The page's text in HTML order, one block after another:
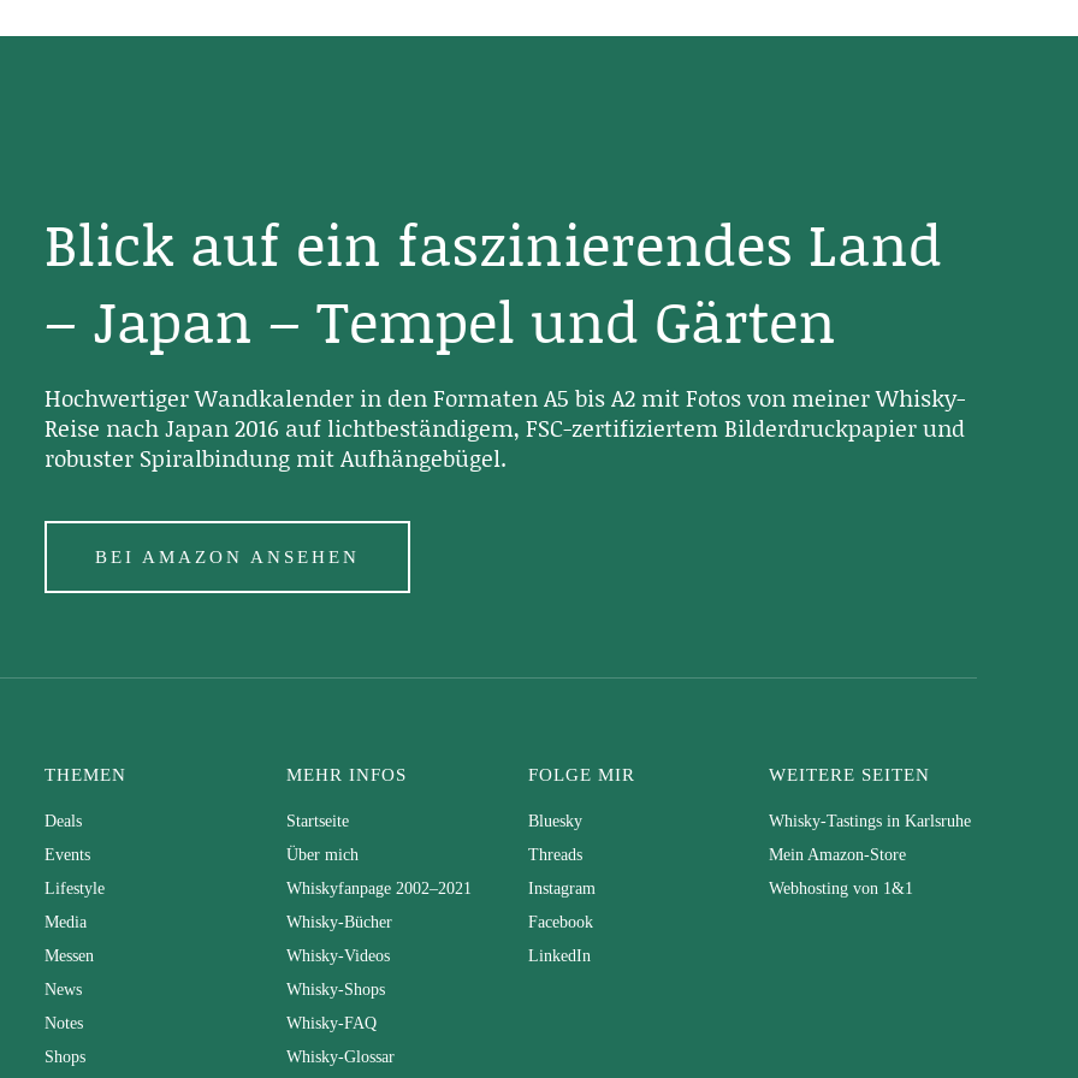
Blick auf ein faszinierendes Land
– Japan – Tempel und Gärten
Hochwertiger Wandkalender in den Formaten A5 bis A2 mit Fotos von meiner Whisky-
Reise nach Japan 2016 auf lichtbeständigem, FSC-zertifiziertem Bilderdruckpapier und
robuster Spiralbindung mit Aufhängebügel.
BEI AMAZON ANSEHEN
THEMEN
Deals
Events
Lifestyle
Media
Messen
News
Notes
Shops
MEHR INFOS
Startseite
Über mich
Whiskyfanpage 2002–2021
Whisky-Bücher
Whisky-Videos
Whisky-Shops
Whisky-FAQ
Whisky-Glossar
FOLGE MIR
Bluesky
Threads
Instagram
Facebook
LinkedIn
WEITERE SEITEN
Whisky-Tastings in Karlsruhe
Mein Amazon-Store
Webhosting von 1&1